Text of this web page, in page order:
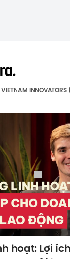
VIETNAM INNOVATORS
hoạt: Lợi